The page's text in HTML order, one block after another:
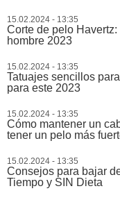
15.02.2024 - 13:35
Corte de pelo
hombre 2023
15.02.2024 - 13:35
Tatuajes sencillos
para este 2023
15.02.2024 - 13:35
Cómo mantener un
tener un pelo más
15.02.2024 - 13:35
Consejos para bajar
Tiempo y SIN Dieta